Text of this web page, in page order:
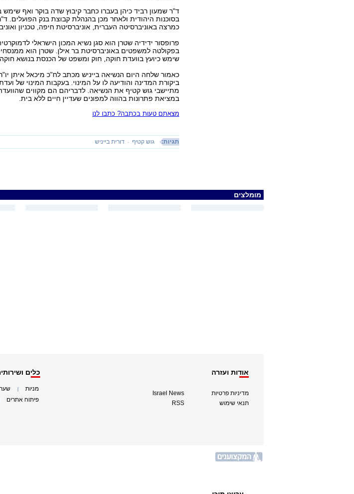
ד"ר שמעון רביד כיהן בעברו כחבר קיבוץ שדה בוקר ואף
בסוכנות היהודית ולאחר מכן בהנהלת קבוצת בנק הפועלים.
כמרצה באוניברסיטה העברית, אוניברסיטת חיפה, טכניון
פרופסור ידידיה שטרן הוא סגן נשיא המכון הישראלי
בפקולטה למשפטים באוניברסיטת בר אילן. שטרן הוא
שימש כיועץ בוועדת חוקה, חוק ומשפט של הכנסת בנושא
כאמור שלחה היום הנשיאה בייניש מכתב לח"כ מיכאל איתן יו"ר
ביקורת המדינה והודיעה לו על המינוי. בעקבות המינוי של
מתיישבי גוש קטיף את הנשיאה. לדבריהם הם מקווים
במציאת פתרונות בהווה למפונים שעדיין חיים ללא בית.
מצאתם טעות בכתבה? כתבו לנו
תגיות: גוש קטיף דורית בייניש
מומלצים
אודות ועזרה
מדיניות פרטיות
תנאי שימוש
Israel News
RSS
כלים
מניות
פיתוח אתרים